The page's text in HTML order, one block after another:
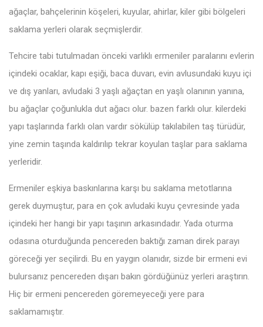
ağaçlar, bahçelerinin köşeleri, kuyular, ahirlar, kiler gibi bölgeleri
saklama yerleri olarak seçmişlerdir.
Tehcire tabi tutulmadan önceki varlıklı ermeniler paralarını evlerin
içindeki ocaklar, kapı eşiği, baca duvarı, evin avlusundaki kuyu içi
ve dış yanları, avludaki 3 yaşlı ağaçtan en yaşlı olanının yanına,
bu ağaçlar çoğunlukla dut ağacı olur. bazen farklı olur. kilerdeki
yapı taşlarında farklı olan vardır sökülüp takılabilen taş türüdür,
yine zemin taşında kaldırılıp tekrar koyulan taşlar para saklama
yerleridir.
Ermeniler eşkiya baskınlarına karşı bu saklama metotlarına
gerek duymuştur, para en çok avludaki kuyu çevresinde yada
içindeki her hangi bir yapı taşının arkasındadır. Yada oturma
odasına oturduğunda pencereden baktığı zaman direk parayı
göreceği yer seçilirdi. Bu en yaygın olanıdır, sizde bir ermeni evi
bulursanız pencereden dışarı bakın gördüğünüz yerleri araştırın.
Hiç bir ermeni pencereden göremeyeceği yere para
saklamamıştır.